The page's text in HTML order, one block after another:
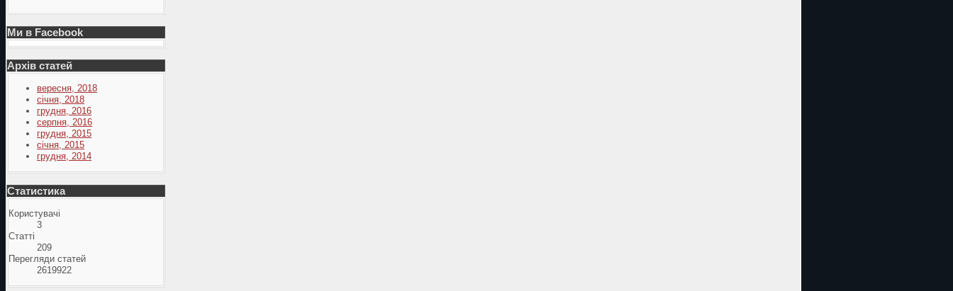
Ми в Facebook
Архів статей
вересня, 2018
січня, 2018
грудня, 2016
серпня, 2016
грудня, 2015
січня, 2015
грудня, 2014
Статистика
Користувачі
3
Статті
209
Перегляди статей
2619922